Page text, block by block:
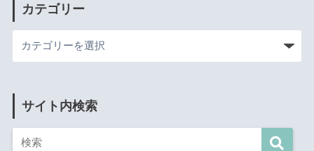
カテゴリー
サイト内検索